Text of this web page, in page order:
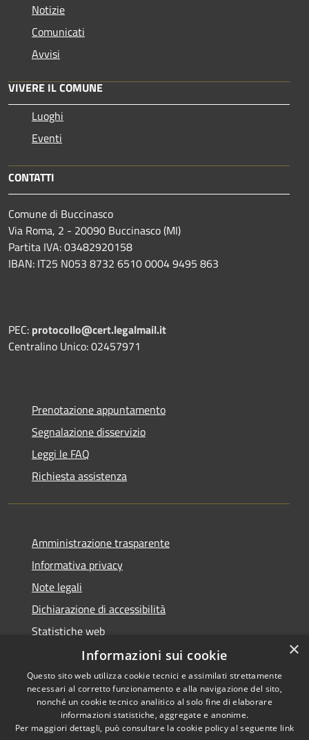
Notizie
Comunicati
Avvisi
VIVERE IL COMUNE
Luoghi
Eventi
CONTATTI
Comune di Buccinasco
Via Roma, 2 - 20090 Buccinasco (MI)
Partita IVA: 03482920158
IBAN: IT25 N053 8732 6510 0004 9495 863
PEC: protocollo@cert.legalmail.it
Centralino Unico: 02457971
Prenotazione appuntamento
Segnalazione disservizio
Leggi le FAQ
Richiesta assistenza
Amministrazione trasparente
Informativa privacy
Note legali
Dichiarazione di accessibilità
Statistiche web
Accessibilità
Privacy
Copyright © 2026 • Comune di
Buccinasco • Powered by
Municipium•Accesso
×
Informazioni sui cookie
Questo sito web utilizza cookie tecnici e assimilati strettamente
necessari al corretto funzionamento e alla navigazione del sito,
nonché un cookie tecnico analitico al solo fine di elaborare
informazioni statistiche, aggregate e anonime.
Per maggiori dettagli, può consultare la cookie policy al seguente link